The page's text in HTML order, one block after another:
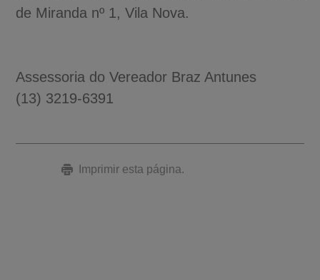
de Miranda nº 1, Vila Nova.
Assessoria do Vereador Braz Antunes
(13) 3219-6391
Imprimir esta página.